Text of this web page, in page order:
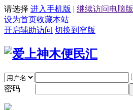
请选择 进入手机版 | 继续访问电脑版
设为首页收藏本站
开启辅助访问 切换到窄版
密码